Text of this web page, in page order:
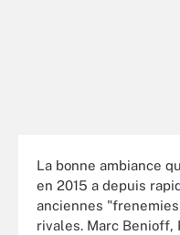
La bonne ambiance
en 2015 a depuis
anciennes
rivales. Marc Benioff,